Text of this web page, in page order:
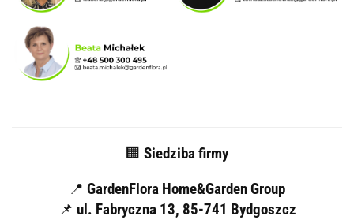
🏢 Siedziba firmy
📍 GardenFlora Home&Garden Group
📌 ul. Fabryczna 13, 85-741 Bydgoszcz